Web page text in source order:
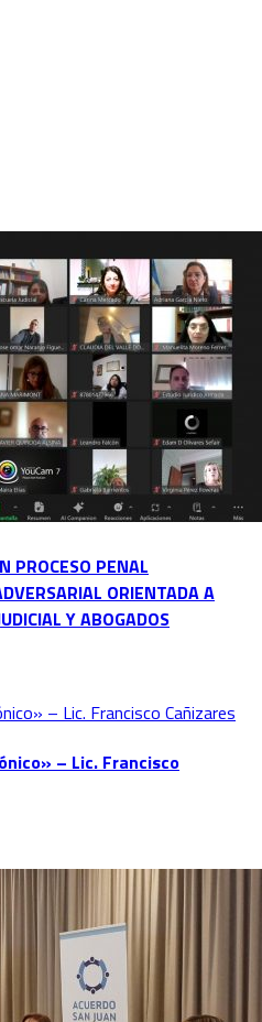
PROCESO PENAL
ORIENTADA A
Y ABOGADOS
– Lic. Francisco